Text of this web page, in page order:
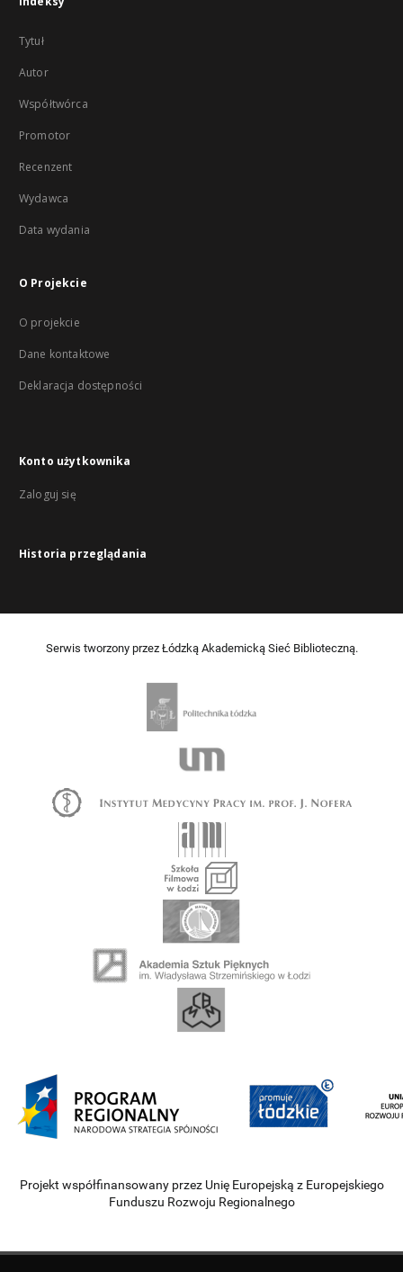
Tytuł
Autor
Współtwórca
Promotor
Recenzent
Wydawca
Data wydania
O Projekcie
O projekcie
Dane kontaktowe
Deklaracja dostępności
Konto użytkownika
Zaloguj się
Historia przeglądania
Serwis tworzony przez Łódzką Akademicką Sieć Biblioteczną.
Projekt współfinansowany przez Unię Europejską z Europejskiego
Funduszu Rozwoju Regionalnego